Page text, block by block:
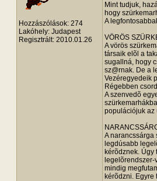
Hozzászólások: 274
Lakóhely: Judapest
Regisztrált: 2010.01.26
Mint tudjuk,
hogy
A
VÖRÖS
A vörös
társaik elõl a
sugallná, hogy
sz@rnak. De a
Vezéregyedeik
Régebben
A szenvedõ
populációjuk az
A narancssárga
legdúsabb
kérõdznek.
mindig
kérõdzni.